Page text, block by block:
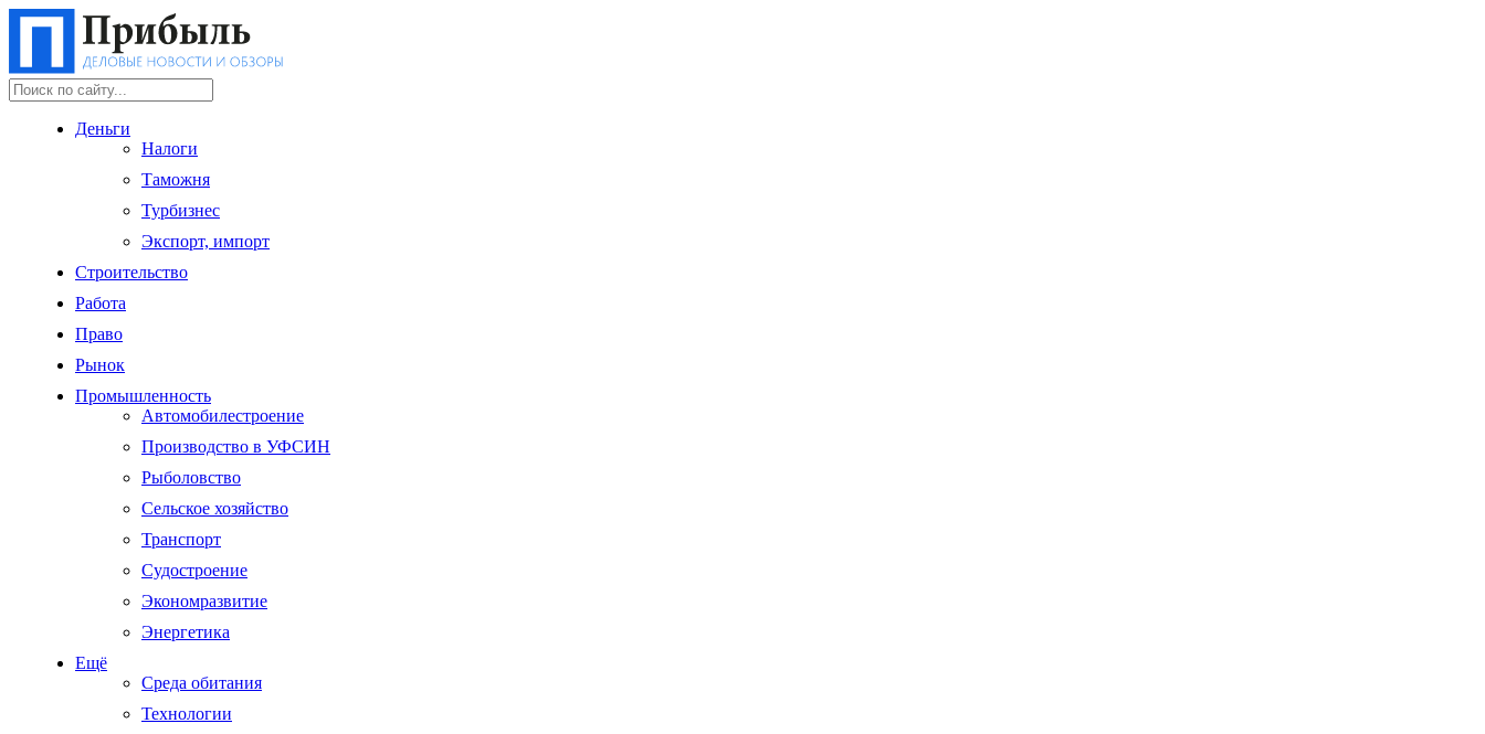
Деньги
Налоги
Таможня
Турбизнес
Экспорт, импорт
Строительство
Работа
Право
Рынок
Промышленность
Автомобилестроение
Производство в УФСИН
Рыболовство
Сельское хозяйство
Транспорт
Судостроение
Экономразвитие
Энергетика
Ещё
Среда обитания
Технологии